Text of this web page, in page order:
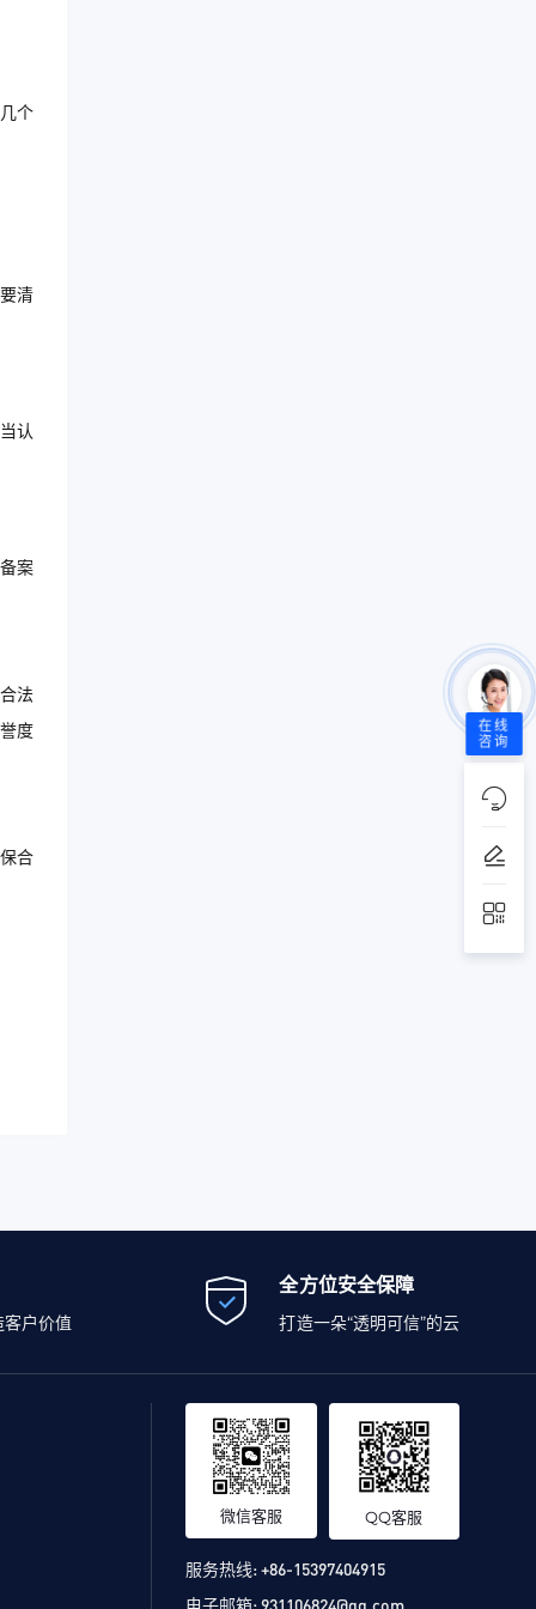
个
清
认
案
法
度
合
户价值
全方位安全保障
打造一朵“透明可信”的云
微信客服 QQ客服
服务热线:+86-15397404915
电子邮箱:931106824@qq.com
在线
咨询